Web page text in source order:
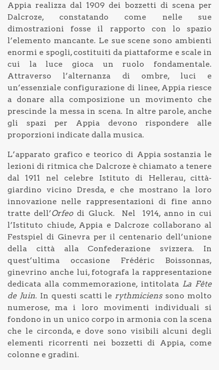
Appia realizza dal 1909 dei bozzetti di scena per
Dalcroze, constatando come nelle sue
dimostrazioni fosse il rapporto con lo spazio
l’elemento mancante. Le sue scene sono ambienti
enormi e spogli, costituiti da piattaforme e scale in
cui la luce gioca un ruolo fondamentale.
Attraverso l’alternanza di ombre, luci e
un’essenziale configurazione di linee, Appia riesce
a donare alla composizione un movimento che
prescinde la messa in scena. In altre parole, anche
gli spazi per Appia devono rispondere alle
proporzioni indicate dalla musica.
L’apparato grafico e teorico di Appia sostanzia le
lezioni di ritmica che Dalcroze è chiamato a tenere
dal 1911 nel celebre Istituto di Hellerau, città-
giardino vicino Dresda, e che mostrano la loro
innovazione nelle rappresentazioni di fine anno
tratte dell’Orfeo di Gluck. Nel 1914, anno in cui
l’Istituto chiude, Appia e Dalcroze collaborano al
Festspiel di Ginevra per il centenario dell’unione
della città alla Confederazione svizzera. In
quest’ultima occasione Frédéric Boissonnas,
ginevrino anche lui, fotografa la rappresentazione
dedicata alla commemorazione, intitolata La Fête
de Juin. In questi scatti le rythmicienssono molto
numerose, ma i loro movimenti individuali si
fondono in un unico corpo in armonia con la scena
che le circonda, e dove sono visibili alcuni degli
elementi ricorrenti nei bozzetti di Appia, come
colonne e gradini.